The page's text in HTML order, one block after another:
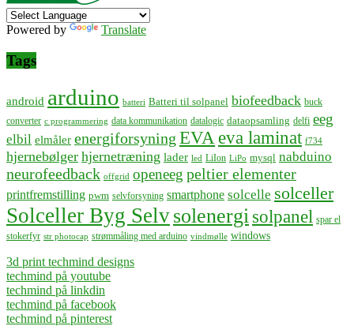
Powered by Translate
Tags
android arduino batteri Batteri til solpanel biofeedback buck
converter c programmering data kommunikation datalogic dataopsamling delfi eeg
elbil elmåler energiforsyning EVA eva laminat f734
hjernebølger hjernetræning lader led LiIon LiPo mysql nabduino
neurofeedback offgrid openeeg peltier elementer
printfremstilling pwm selvforsyning smartphone solcelle solceller
Solceller Byg Selvsolenergi solpanel spar el
stokerfyr str photocap strømmåling med arduino vindmølle windows
3d print techmind designs
techmind på youtube
techmind på linkdin
techmind på facebook
techmind på pinterest